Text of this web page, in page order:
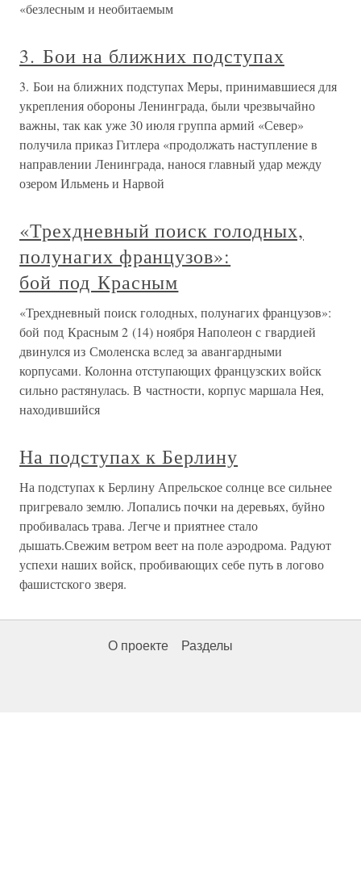
«безлесным и необитаемым
3. Бои на ближних подступах
3. Бои на ближних подступах Меры, принимавшиеся для
укрепления обороны Ленинграда, были чрезвычайно
важны, так как уже 30 июля группа армий «Север»
получила приказ Гитлера «продолжать наступление в
направлении Ленинграда, нанося главный удар между
озером Ильмень и Нарвой
«Трехдневный поиск голодных,
полунагих французов»:
бой под Красным
«Трехдневный поиск голодных, полунагих французов»:
бой под Красным 2 (14) ноября Наполеон с гвардией
двинулся из Смоленска вслед за авангардными
корпусами. Колонна отступающих французских войск
сильно растянулась. В частности, корпус маршала Нея,
находившийся
На подступах к Берлину
На подступах к Берлину Апрельское солнце все сильнее
пригревало землю. Лопались почки на деревьях, буйно
пробивалась трава. Легче и приятнее стало
дышать.Свежим ветром веет на поле аэродрома. Радуют
успехи наших войск, пробивающих себе путь в логово
фашистского зверя.
О проекте Разделы